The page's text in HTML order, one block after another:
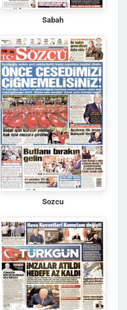
Sabah
Sozcu